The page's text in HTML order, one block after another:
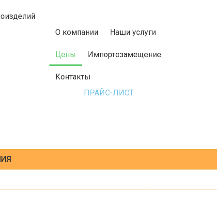
О компании
Наши услуги
Цены Импортозамещение
Контакты
ПРАЙС-ЛИСТ